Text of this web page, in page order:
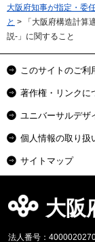
大阪府知事が指定・委
と > 「大阪府構造計
説-」に関すること
このサイトのご利
著作権・リンクに
ユニバーサルデザ
個人情報の取り扱
サイトマップ
大阪
法人番号：